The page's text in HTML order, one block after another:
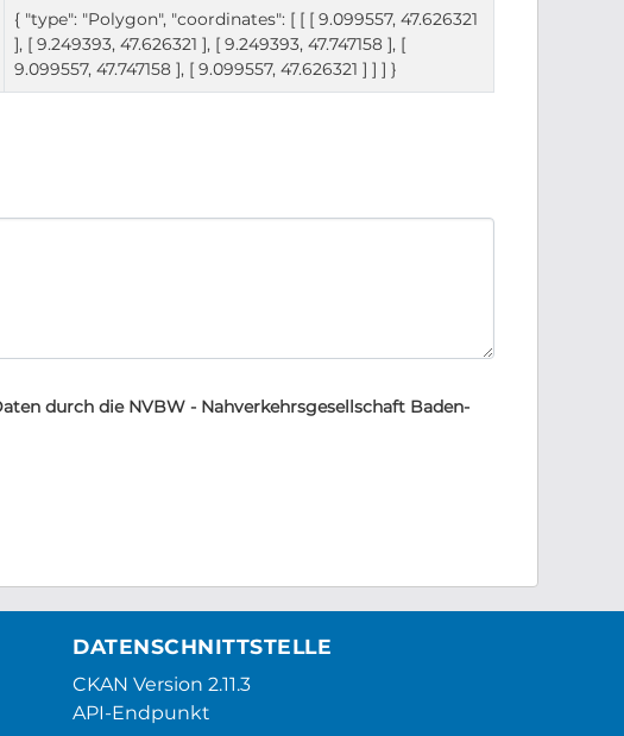
{ "type": "Polygon", "coordinates": [ [ [ 9.099557, 47.626321
], [ 9.249393, 47.626321 ], [ 9.249393, 47.747158 ], [
9.099557, 47.747158 ], [ 9.099557, 47.626321 ] ] ] }
durch die NVBW - Nahverkehrsgesellschaft Baden-
DATENSCHNITTSTELLE
CKAN Version 2.11.3
API-Endpunkt